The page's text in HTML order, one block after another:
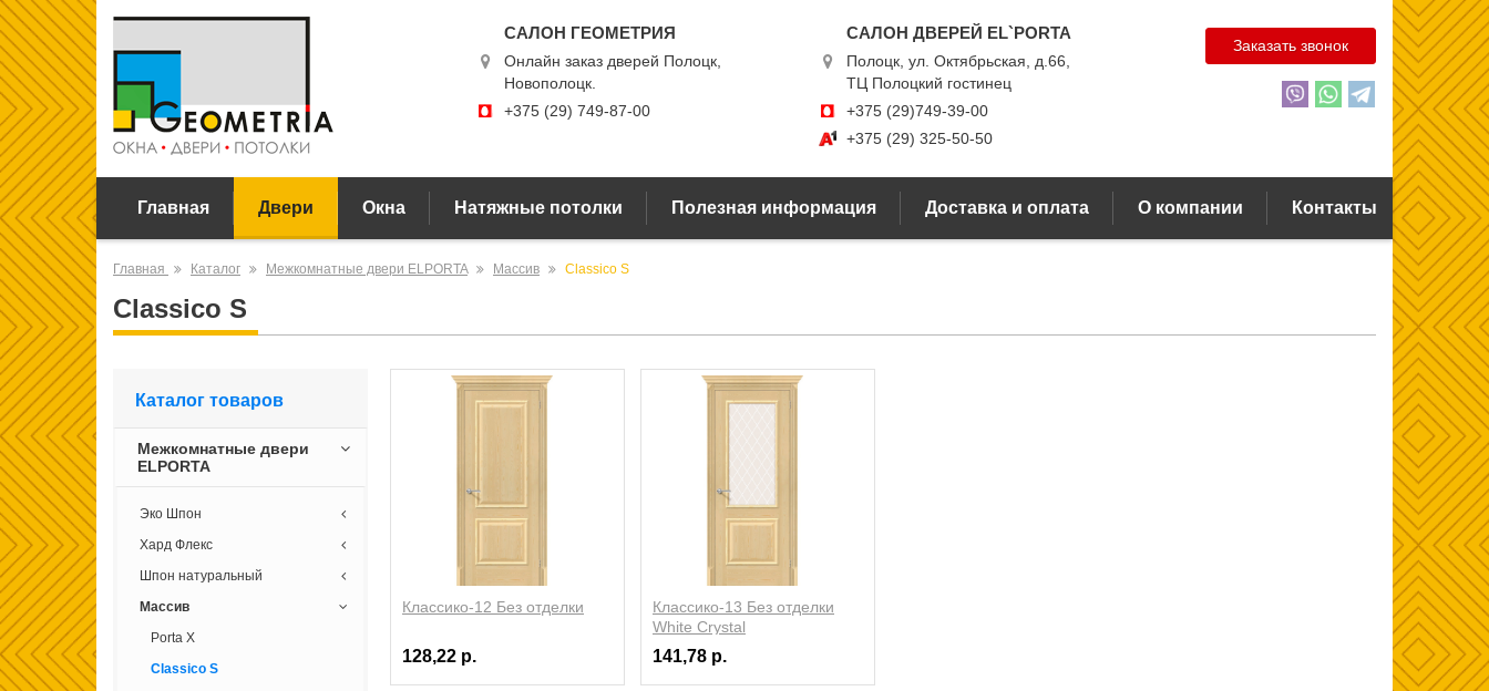
Заказать звонок
САЛОН ГЕОМЕТРИЯ
Онлайн заказ дверей Полоцк,
Новополоцк.
+375 (29) 749-87-00
САЛОН ДВЕРЕЙ EL`PORTA
Полоцк, ул. Октябрьская, д.66,
ТЦ Полоцкий гостинец
+375 (29)749-39-00
+375 (29) 325-50-50
Главная Двери Окна Натяжные потолки Полезная информация Доставка и оплата О компании Контакты
Главная Каталог Межкомнатные двери ELPORTA Массив Classico S
Classico S
Каталог товаров
Межкомнатные двери
ELPORTA
Эко Шпон
Хард Флекс
Шпон натуральный
Массив
Porta X
Classico S
Классико-12 Без отделки
128,22 р.
Классико-13 Без отделки
White Crystal
141,78 р.